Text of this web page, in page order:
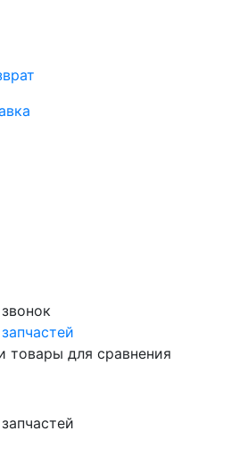
товары для сравнения